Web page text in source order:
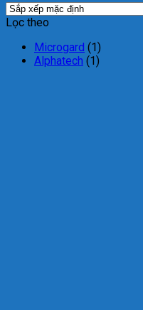
Lọc theo
Microgard (1)
Alphatech (1)